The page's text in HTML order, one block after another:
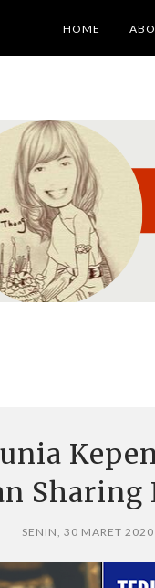
HOME
Sharing
SENIN, 30 MARET 2020